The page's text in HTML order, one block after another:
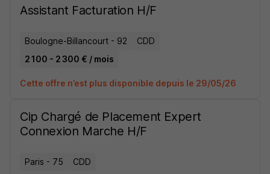
Assistant Facturation H/F
Boulogne-Billancourt - 92
CDD
2 100 - 2 300 € / mois
Cette offre n’est plus disponible depuis le 29/05/26
Cip Chargé de Placement Expert
Connexion Marche H/F
Paris - 75 CDD